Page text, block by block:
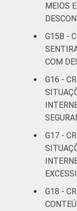
COM
À
Fonte:
Estudos
crianças
Online
meio de
MEIOS
G15B -
COM
G16 -
G17 -
G18 -